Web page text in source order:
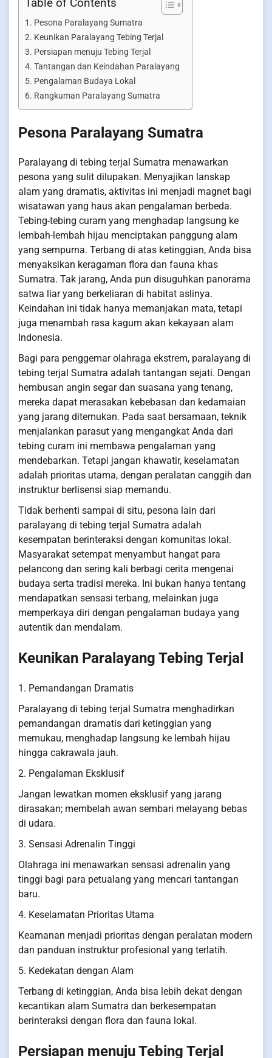
Pesona Paralayang Sumatra
Keunikan Paralayang Tebing Terjal
Persiapan menuju Tebing Terjal
Tantangan dan Keindahan Paralayang
Pengalaman Budaya Lokal
Rangkuman Paralayang Sumatra
Pesona Paralayang Sumatra
Paralayang di tebing terjal Sumatra menawarkan
pesona yang sulit dilupakan. Menyajikan lanskap
alam yang dramatis, aktivitas ini menjadi magnet bagi
wisatawan yang haus akan pengalaman berbeda.
Tebing-tebing curam yang menghadap langsung ke
lembah-lembah hijau menciptakan panggung alam
yang sempurna. Terbang di atas ketinggian, Anda bisa
menyaksikan keragaman flora dan fauna khas
Sumatra. Tak jarang, Anda pun disuguhkan panorama
satwa liar yang berkeliaran di habitat aslinya.
Keindahan ini tidak hanya memanjakan mata, tetapi
juga menambah rasa kagum akan kekayaan alam
Indonesia.
Bagi para penggemar olahraga ekstrem, paralayang di
tebing terjal Sumatra adalah tantangan sejati. Dengan
hembusan angin segar dan suasana yang tenang,
mereka dapat merasakan kebebasan dan kedamaian
yang jarang ditemukan. Pada saat bersamaan, teknik
menjalankan parasut yang mengangkat Anda dari
tebing curam ini membawa pengalaman yang
mendebarkan. Tetapi jangan khawatir, keselamatan
adalah prioritas utama, dengan peralatan canggih dan
instruktur berlisensi siap memandu.
Tidak berhenti sampai di situ, pesona lain dari
paralayang di tebing terjal Sumatra adalah
kesempatan berinteraksi dengan komunitas lokal.
Masyarakat setempat menyambut hangat para
pelancong dan sering kali berbagi cerita mengenai
budaya serta tradisi mereka. Ini bukan hanya tentang
mendapatkan sensasi terbang, melainkan juga
memperkaya diri dengan pengalaman budaya yang
autentik dan mendalam.
Keunikan Paralayang Tebing Terjal
1. Pemandangan Dramatis
Paralayang di tebing terjal Sumatra menghadirkan
pemandangan dramatis dari ketinggian yang
memukau, menghadap langsung ke lembah hijau
hingga cakrawala jauh.
2. Pengalaman Eksklusif
Jangan lewatkan momen eksklusif yang jarang
dirasakan; membelah awan sembari melayang bebas
di udara.
3. Sensasi Adrenalin Tinggi
Olahraga ini menawarkan sensasi adrenalin yang
tinggi bagi para petualang yang mencari tantangan
baru.
4. Keselamatan Prioritas Utama
Keamanan menjadi prioritas dengan peralatan modern
dan panduan instruktur profesional yang terlatih.
5. Kedekatan dengan Alam
Terbang di ketinggian, Anda bisa lebih dekat dengan
kecantikan alam Sumatra dan berkesempatan
berinteraksi dengan flora dan fauna lokal.
Persiapan menuju Tebing Terjal